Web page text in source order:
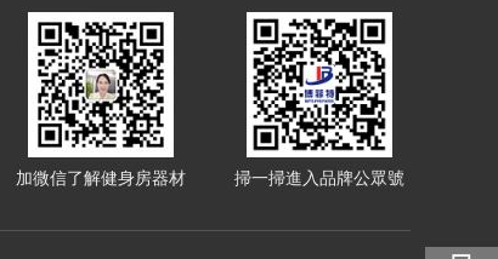
加微信了解健身房器材 掃一掃進入品牌公眾號